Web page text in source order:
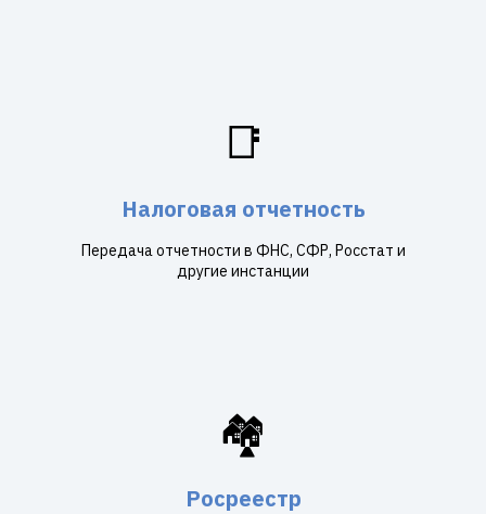
📑
Налоговая отчетность
Передача отчетности в ФНС, СФР, Росстат и
другие инстанции
🏘️
Росреестр